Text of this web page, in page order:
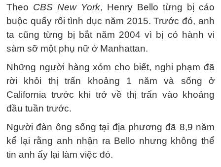
Theo CBS New York, Henry Bello từng bị cáo
buộc quấy rối tình dục năm 2015. Trước đó, anh
ta cũng từng bị bắt năm 2004 vì bị có hành vi
sàm sỡ một phụ nữ ở Manhattan.
Những người hàng xóm cho biết, nghi phạm đã
rời khỏi thị trấn khoảng 1 năm và sống ở
California trước khi trở về thị trấn vào khoảng
đầu tuần trước.
Người đàn ông sống tại địa phương đã 8,9 năm
kể lại rằng anh nhận ra Bello nhưng không thể
tin anh ấy lại làm việc đó.